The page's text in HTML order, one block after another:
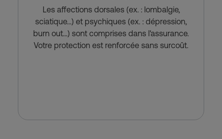
Les affections dorsales (ex. : lombalgie,
sciatique...) et psychiques (ex. : dépression,
burn out...) sont comprises dans l'assurance.
Votre protection est renforcée sans surcoût.